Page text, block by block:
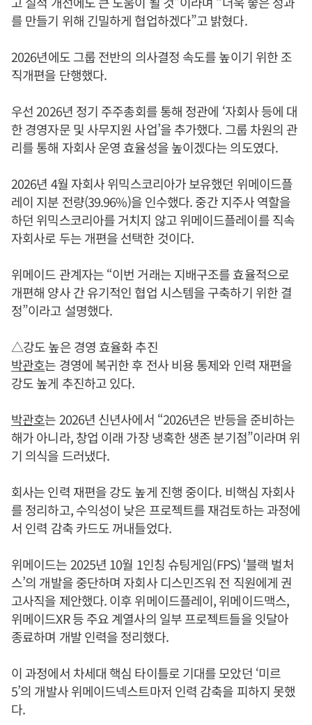
를 만들기 위해 긴밀하게 협업하겠다”고 밝혔다.
2026년에도 그룹 전반의 의사결정 속도를 높이기 위한 조
직개편을 단행했다.
우선 2026년 정기 주주총회를 통해 정관에 ‘자회사 등에 대
한 경영자문 및 사무지원 사업’을 추가했다. 그룹 차원의 관
리를 통해 자회사 운영 효율성을 높이겠다는 의도였다.
2026년 4월 자회사 위믹스코리아가 보유했던 위메이드플
레이 지분 전량(39.96%)을 인수했다. 중간 지주사 역할을
하던 위믹스코리아를 거치지 않고 위메이드플레이를 직속
자회사로 두는 개편을 선택한 것이다.
위메이드 관계자는 “이번 거래는 지배구조를 효율적으로
개편해 양사 간 유기적인 협업 시스템을 구축하기 위한 결
정”이라고 설명했다.
△강도 높은 경영 효율화 추진
박관호는 경영에 복귀한 후 전사 비용 통제와 인력 재편을
강도 높게 추진하고 있다.
박관호는 2026년 신년사에서 “2026년은 반등을 준비하는
해가 아니라, 창업 이래 가장 냉혹한 생존 분기점”이라며 위
기 의식을 드러냈다.
회사는 인력 재편을 강도 높게 진행 중이다. 비핵심 자회사
를 정리하고, 수익성이 낮은 프로젝트를 재검토하는 과정에
서 인력 감축 카드도 꺼내들었다.
위메이드는 2025년 10월 1인칭 슈팅게임(FPS) ‘블랙 벌처
스’의 개발을 중단하며 자회사 디스민즈워 전 직원에게 권
고사직을 제안했다. 이후 위메이드플레이, 위메이드맥스,
위메이드XR 등 주요 계열사의 일부 프로젝트들을 잇달아
종료하며 개발 인력을 정리했다.
이 과정에서 차세대 핵심 타이틀로 기대를 모았던 ‘미르
5’의 개발사 위메이드넥스트마저 인력 감축을 피하지 못했
다.